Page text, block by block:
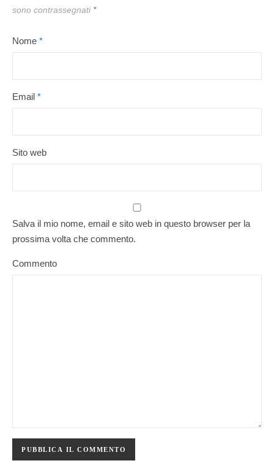
sono contrassegnati *
Nome *
Email *
Sito web
Salva il mio nome, email e sito web in questo browser per la
prossima volta che commento.
Commento